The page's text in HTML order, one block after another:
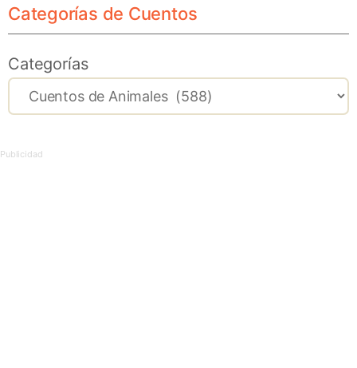
Categorías de Cuentos
Categorías